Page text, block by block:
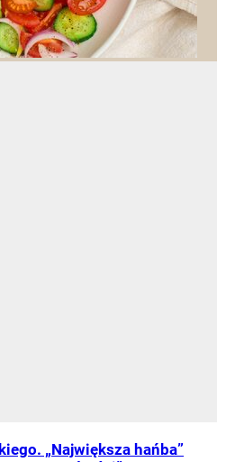
„Największa hańba”